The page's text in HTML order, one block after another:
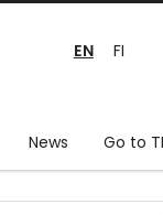
EN FI
News Go to